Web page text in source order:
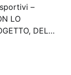
–
LO
DEL